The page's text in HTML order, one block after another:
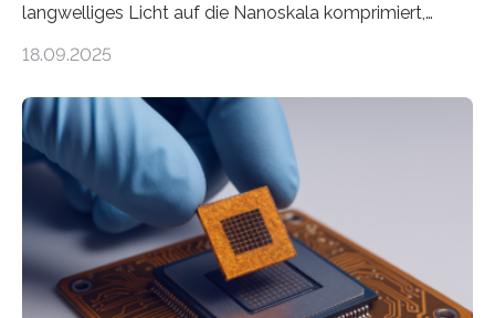
langwelliges Licht auf die Nanoskala komprimiert,
optoelektronischen Geräten ermöglichen, geleitet von
Forschung, die erfolgreich leistungsstarkes,
langwelliges Licht auf die Nanoskala komprimiert,
könnte Fortschritte in der Terahertz-Optik und bei
optoelektronischen Geräten ermöglichen, geleitet von
Vanderbilt und dem Fritz-Haber-Institut Josh Caldwell,
Professor für Maschinenbau und Direktor des
interdisziplinären Graduiertenprogramms für
Materialwissenschaften an der Vanderbilt University,
18.09.2025